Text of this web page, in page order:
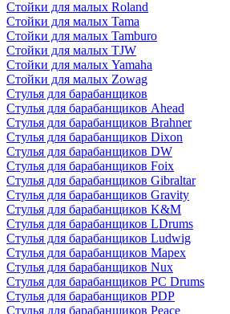
Стойки для малых Roland
Стойки для малых Tama
Стойки для малых Tamburo
Стойки для малых TJW
Стойки для малых Yamaha
Стойки для малых Zowag
Стулья для барабанщиков
Стулья для барабанщиков Ahead
Стулья для барабанщиков Brahner
Стулья для барабанщиков Dixon
Стулья для барабанщиков DW
Стулья для барабанщиков Foix
Стулья для барабанщиков Gibraltar
Стулья для барабанщиков Gravity
Стулья для барабанщиков K&M
Стулья для барабанщиков LDrums
Стулья для барабанщиков Ludwig
Стулья для барабанщиков Mapex
Стулья для барабанщиков Nux
Стулья для барабанщиков PC Drums
Стулья для барабанщиков PDP
Стулья для барабанщиков Peace